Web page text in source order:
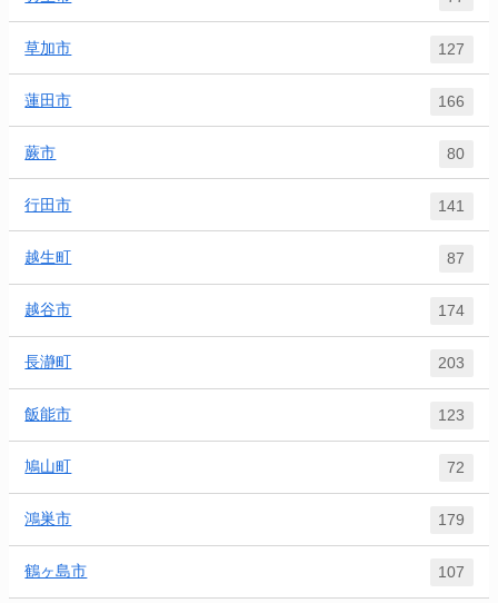
草加市 127
蓮田市 166
蕨市 80
行田市 141
越生町 87
越谷市 174
長瀞町 203
飯能市 123
鳩山町 72
鴻巣市 179
鶴ヶ島市 107